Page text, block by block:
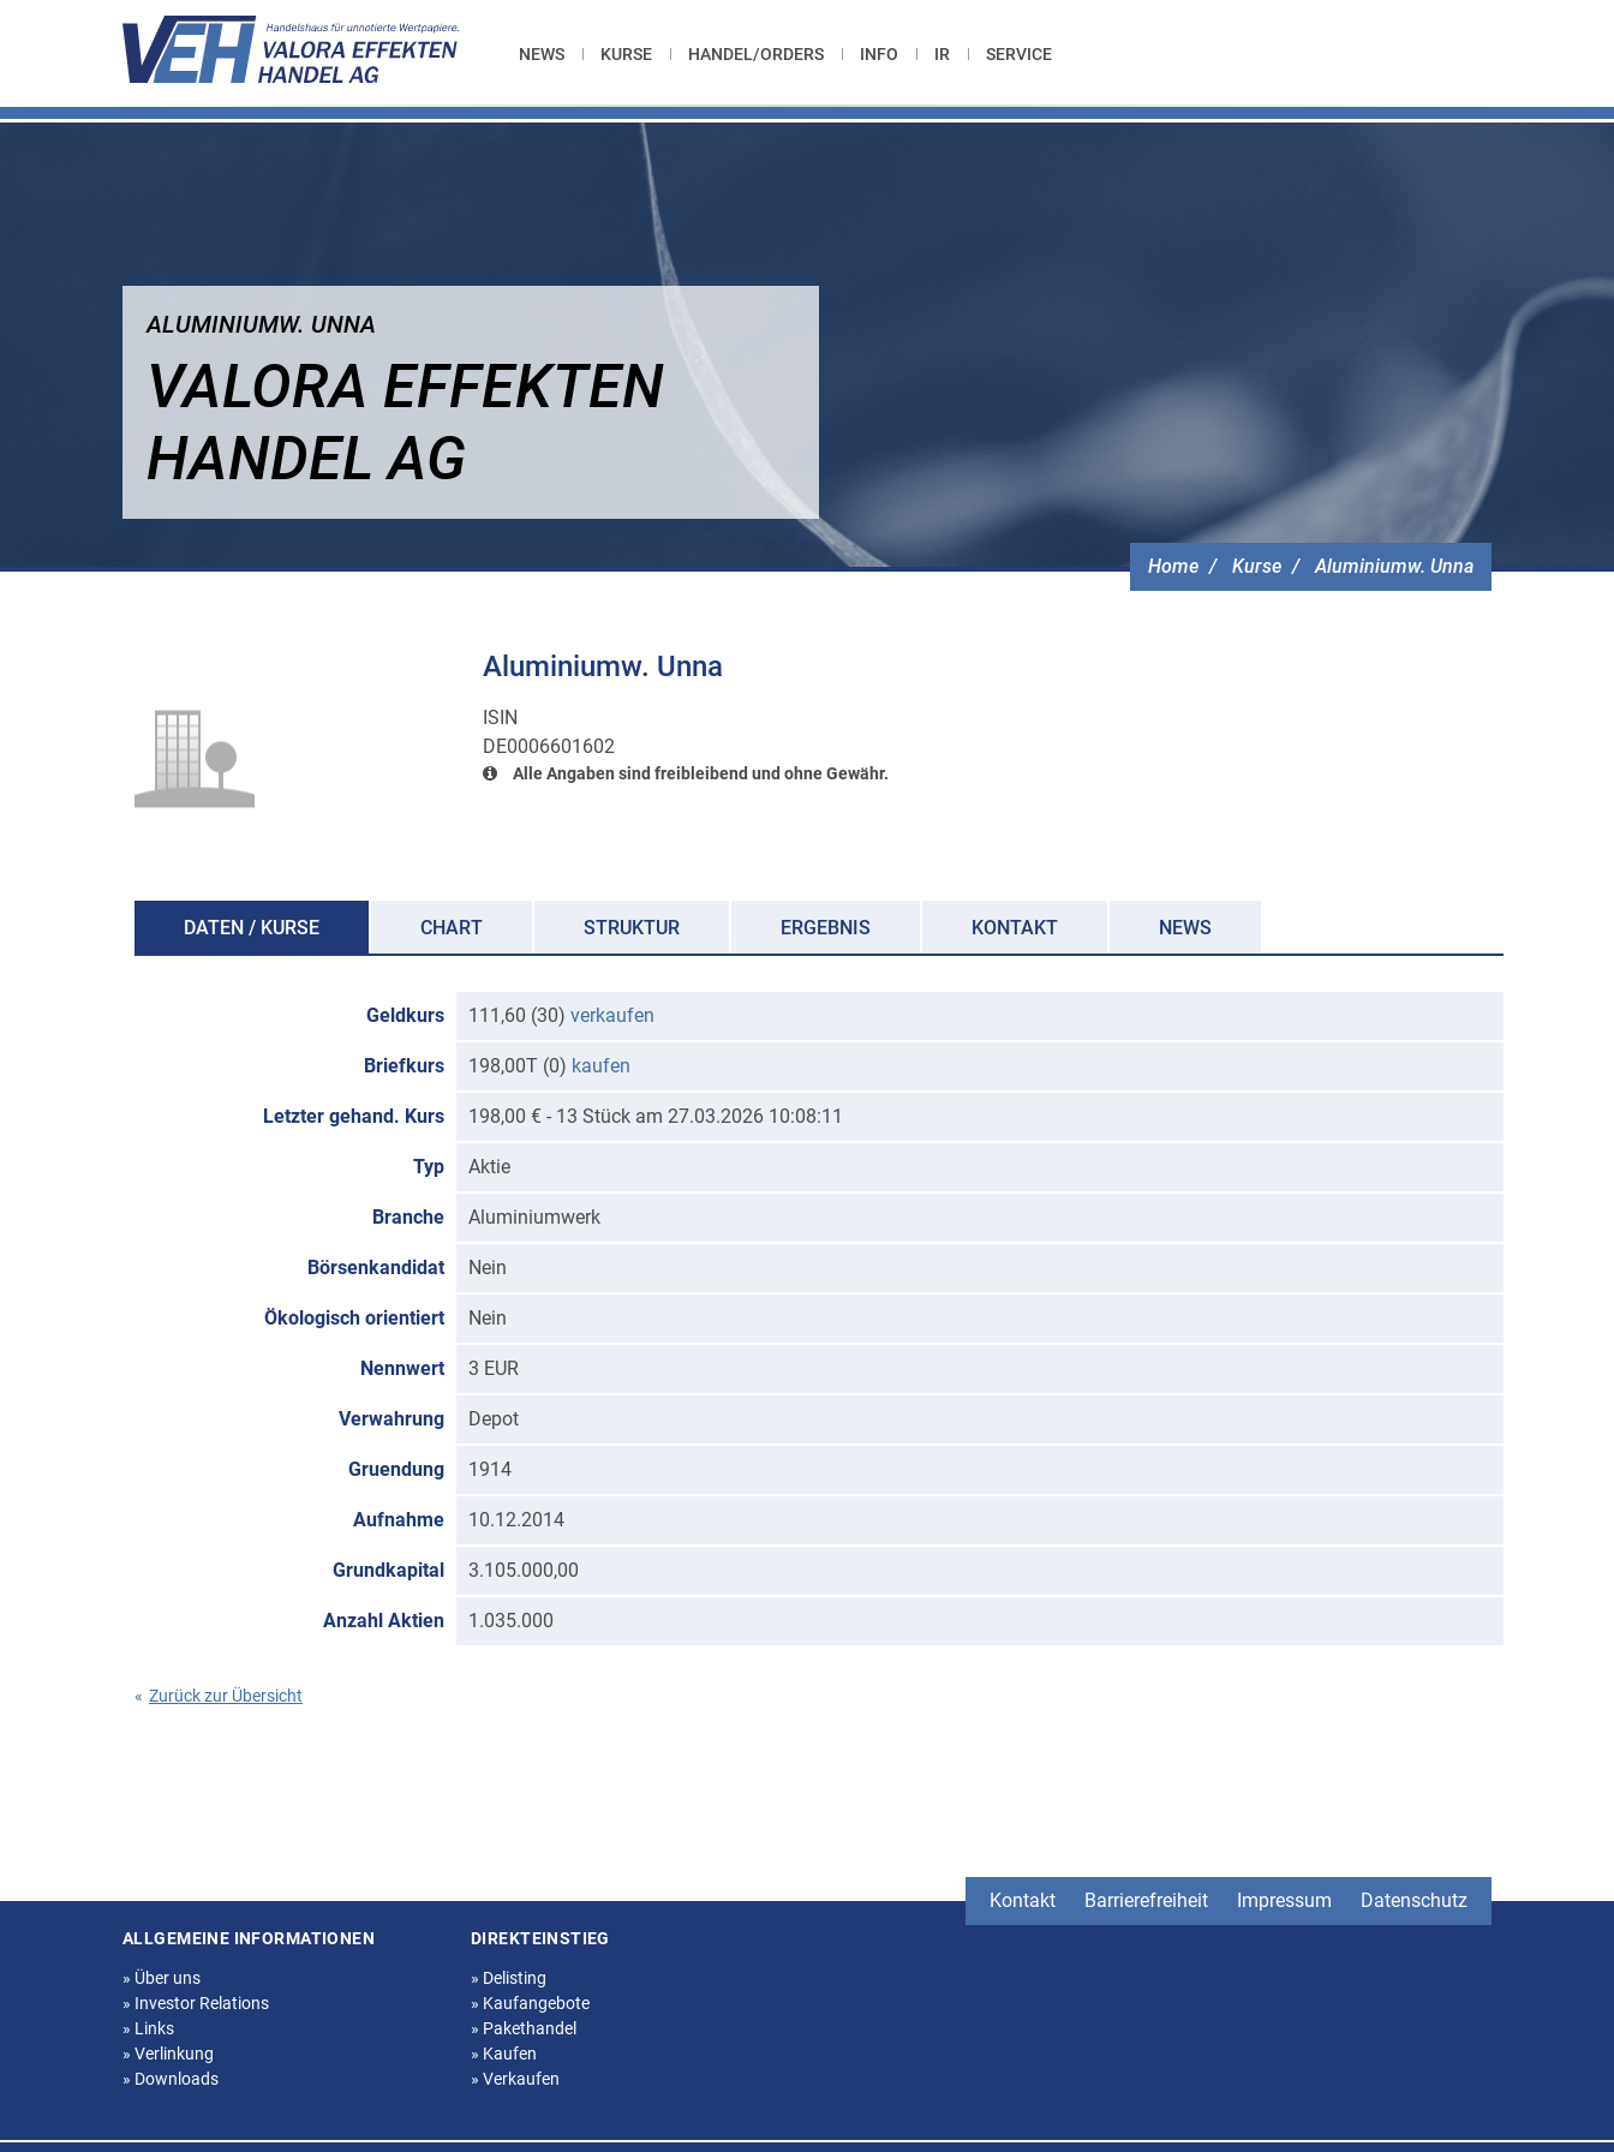
NEWS KURSE HANDEL/ORDERS INFO IR SERVICE
Home Kurse Aluminiumw. Unna
ALUMINIUMW. UNNA
VALORA EFFEKTEN
HANDEL AG
Aluminiumw. Unna
ISIN
DE0006601602
Alle Angaben sind freibleibend und ohne Gewähr.
DATEN / KURSE CHART STRUKTUR ERGEBNIS KONTAKT NEWS
Geldkurs 111,60 (30) verkaufen
Briefkurs 198,00T (0) kaufen
Letzter gehand. Kurs 198,00 € - 13 Stück am 27.03.2026 10:08:11
Typ Aktie
Branche Aluminiumwerk
Börsenkandidat Nein
Ökologisch orientiert Nein
Nennwert 3 EUR
Verwahrung Depot
Gruendung 1914
Aufnahme 10.12.2014
Grundkapital 3.105.000,00
Anzahl Aktien 1.035.000
« Zurück zur Übersicht
Kontakt Barrierefreiheit Impressum Datenschutz
Seitenstruktur
ALLGEMEINE INFORMATIONEN
» Über uns
» Investor Relations
» Links
» Verlinkung
» Downloads
DIREKTEINSTIEG
» Delisting
» Kaufangebote
» Pakethandel
» Kaufen
» Verkaufen